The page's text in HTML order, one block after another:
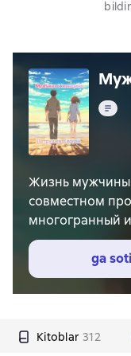
Matn
Жизнь мужчины
совместном
многогранный
который
определению.
его
1. Союз Двух Миров: Это соединение двух
воспитанием,
ga
Kitoblar 312